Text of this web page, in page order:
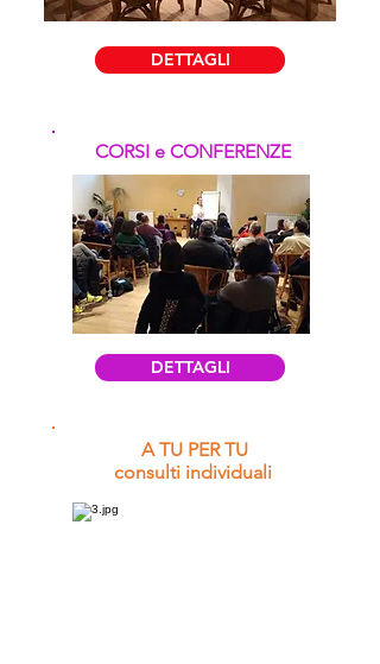
DETTAGLI
CORSI e CONFERENZE
DETTAGLI
A TU PER TU
consulti individuali